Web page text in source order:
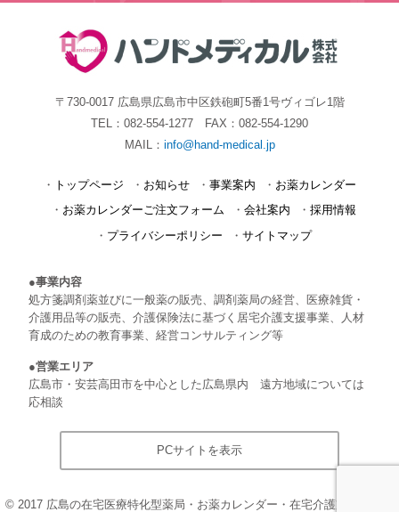
〒730-0017 広島県広島市中区鉄砲町5番1号ヴィゴレ1階
TEL： 082-554-1277 FAX：082-554-1290
MAIL： info@hand-medical.jp
トップページ お知らせ 事業案内
お薬カレンダー
お薬カレンダーご注文フォーム
会社案内
採用情報
プライバシーポリシー
サイトマップ
事業内容
処方箋調剤薬並びに一般薬の販売、調剤薬局の経営、医療雑貨・
介護用品等の販売、介護保険法に基づく居宅介護支援事業、人材
育成のための教育事業、経営コンサルティング等
営業エリア
広島市・安芸高田市を中心とした広島県内 遠方地域については
応相談
PCサイトを表示
© 2017 広島の在宅医療特化型薬局・お薬カレンダー・在宅介護支援はハン